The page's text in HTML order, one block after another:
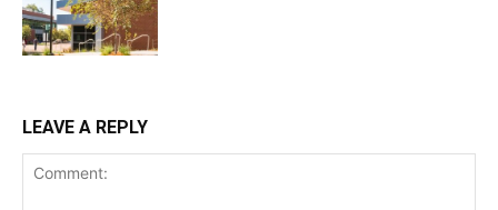
LEAVE A REPLY